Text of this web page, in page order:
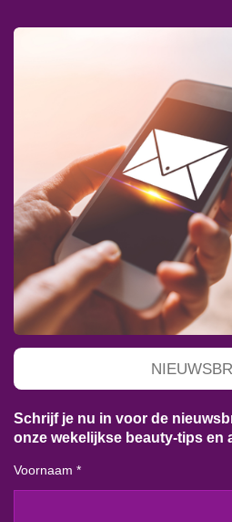
Schrijf je nu in voor de
onze wekelijkse beauty-tips en
Voornaam *